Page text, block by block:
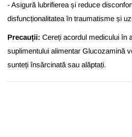
- Asigură lubrifierea și reduce
disfuncționalitatea în traumatisme și
Precauții: Cereți acordul medicului în
suplimentului alimentar Glucozamină
sunteți însărcinată sau alăptați.